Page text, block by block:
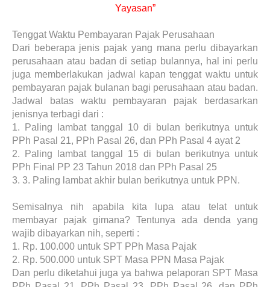
Yayasan”
Tenggat Waktu Pembayaran Pajak Perusahaan
Dari beberapa jenis pajak yang mana perlu dibayarkan
perusahaan atau badan di setiap bulannya, hal ini perlu
juga memberlakukan jadwal kapan tenggat waktu untuk
pembayaran pajak bulanan bagi perusahaan atau badan.
Jadwal batas waktu pembayaran pajak berdasarkan
jenisnya terbagi dari :
1.
Paling lambat tanggal 10 di bulan berikutnya untuk
PPh Pasal 21, PPh Pasal 26, dan PPh Pasal 4 ayat 2
2.
Paling lambat tanggal 15 di bulan berikutnya untuk
PPh Final PP 23 Tahun 2018 dan PPh Pasal 25
3. 3. Paling lambat akhir bulan berikutnya untuk PPN.
Semisalnya nih apabila kita lupa atau telat untuk
membayar pajak gimana? Tentunya ada denda yang
wajib dibayarkan nih, seperti :
1. Rp. 100.000 untuk SPT PPh Masa Pajak
2. Rp. 500.000 untuk SPT Masa PPN Masa Pajak
Dan perlu diketahui juga ya bahwa pelaporan SPT Masa